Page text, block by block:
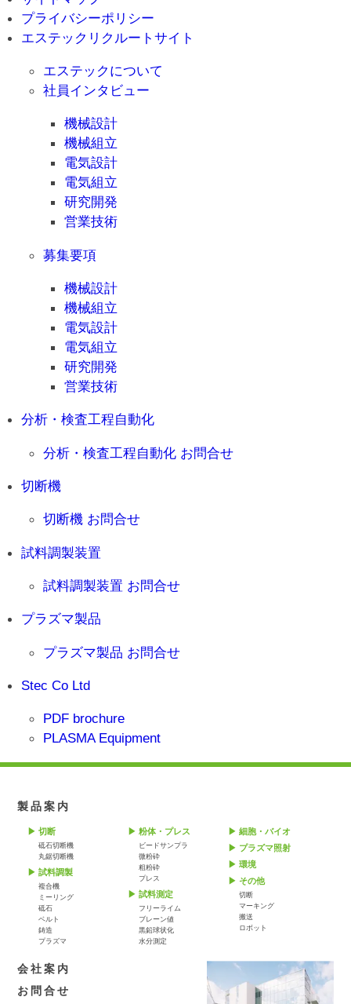
プライバシーポリシー
エステックリクルートサイト
エステックについて
社員インタビュー
機械設計
機械組立
電気設計
電気組立
研究開発
営業技術
募集要項
機械設計
機械組立
電気設計
電気組立
研究開発
営業技術
分析・検査工程自動化
分析・検査工程自動化 お問合せ
切断機
切断機 お問合せ
試料調製装置
試料調製装置 お問合せ
プラズマ製品
プラズマ製品 お問合せ
Stec Co Ltd
PDF brochure
PLASMA Equipment
製品案内
切断
砥石切断機
丸鋸切断機
試料調製
複合機
ミーリング
砥石
ベルト
鋳造
プラズマ
粉体・プレス
ビードサンプラ
微粉砕
粗粉砕
プレス
試料測定
フリーライム
ブレーン値
黒鉛球状化
水分測定
細胞・バイオ
プラズマ照射
環境
その他
切断
マーキング
搬送
ロボット
会社案内
お問合せ